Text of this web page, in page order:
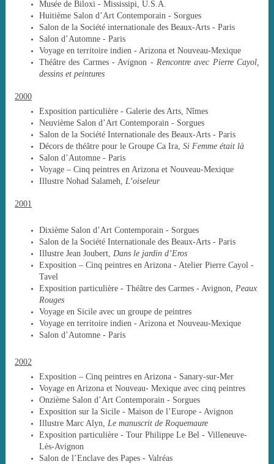
Musée de Biloxi - Mississipi, U.S.A.
Huitième Salon d’Art Contemporain - Sorgues
Salon de la Société internationale des Beaux-Arts - Paris
Salon d’Automne - Paris
Voyage en territoire indien - Arizona et Nouveau-Mexique
Théâtre des Carmes - Avignon - Rencontre avec Pierre Cayol,
dessins et peintures
2000
Exposition particulière - Galerie des Arts, Nîmes
Neuvième Salon d’Art Contemporain - Sorgues
Salon de la Société Internationale des Beaux-Arts - Paris
Décors de théâtre pour le Groupe Ca Ira, Si Femme était là
Salon d’Automne - Paris
Voyage – Cinq peintres en Arizona et Nouveau-Mexique
Illustre Nohad Salameh, L’oiseleur
2001
Dixième Salon d’Art Contemporain - Sorgues
Salon de la Société Internationale des Beaux-Arts - Paris
Illustre Jean Joubert, Dans le jardin d’Eros
Exposition –Cinq peintres en Arizona - Atelier Pierre Cayol -
Tavel
Exposition particulière - Théâtre des Carmes - Avignon, Peaux
Rouges
Voyage en Sicile avec un groupe de peintres
Voyage en territoire indien - Arizona et Nouveau-Mexique
Salon d’Automne - Paris
2002
Exposition – Cinq peintres en Arizona - Sanary-sur-Mer
Voyage en Arizona et Nouveau- Mexique avec cinq peintres
Onzième Salon d’Art Contemporain - Sorgues
Exposition sur la Sicile - Maison de l’Europe - Avignon
Illustre Marc Alyn, Le manuscrit de Roquemaure
Exposition particulière - Tour Philippe Le Bel - Villeneuve-
Lès-Avignon
Salon de l’Enclave des Papes - Valréas